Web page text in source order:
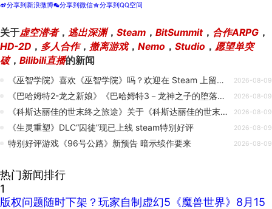
t分享到新浪微博w分享到微信z分享到QQ空间
关于虚空潜者， 逃出深渊， Steam ， BitSummit， 合作ARPG ，
HD-2D ， 多人合作， 撤离游戏， Nemo ， Studio ， 愿望单突
破， Bilibili直播的新闻
《巫智学院》喜欢《巫智学院》吗？欢迎在 Steam 上留下评价！💙 2026-08-09
《巴哈姆特2-龙之新娘》《巴哈姆特3－龙神之子的堕落》Steam 商店页面正式上架！ 2026-08-09
《科斯达丽佳的世末终之旅途》关于《科斯达丽佳的世末终之旅途》大家反馈的一些事 2026-08-09
《生灵重塑》DLC“囚徒”现已上线 steam特别好评 2026-08-09
特别好评游戏《96号公路》新预告 暗示续作要来 2026-08-09
热门新闻排行
1
版权问题随时下架？玩家自制虚幻5《魔兽世界》8月15